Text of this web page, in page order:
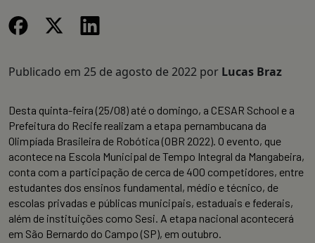
Publicado em 25 de agosto de 2022 por Lucas Braz
Desta quinta-feira (25/08) até o domingo, a CESAR School e a
Prefeitura do Recife realizam a etapa pernambucana da
Olimpíada Brasileira de Robótica (OBR 2022). O evento, que
acontece na Escola Municipal de Tempo Integral da Mangabeira,
conta com a participação de cerca de 400 competidores, entre
estudantes dos ensinos fundamental, médio e técnico, de
escolas privadas e públicas municipais, estaduais e federais,
além de instituições como Sesi. A etapa nacional acontecerá
em São Bernardo do Campo (SP), em outubro.